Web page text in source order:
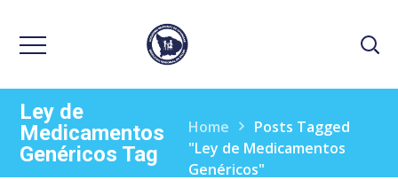
Ley de
Medicamentos
Genéricos Tag
Home
Posts Tagged
"Ley de Medicamentos
Genéricos"